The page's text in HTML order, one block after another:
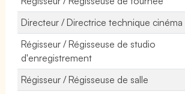
Directeur / Directrice technique cinéma
Régisseur / Régisseuse de studio
d'enregistrement
Régisseur / Régisseuse de salle